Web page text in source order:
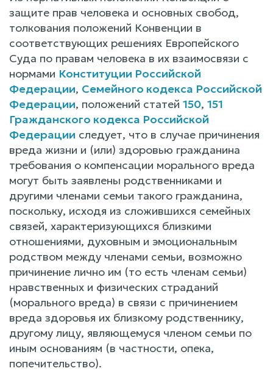
защите прав человека и основных свобод,
толкования положений Конвенции в
соответствующих решениях Европейского
Суда по правам человека в их взаимосвязи с
нормами Конституции Российской
Федерации, Семейного кодекса Российской
Федерации, положений статей 150, 151
Гражданского кодекса Российской
Федерации следует, что в случае причинения
вреда жизни и (или) здоровью гражданина
требования о компенсации морального вреда
могут быть заявлены родственниками и
другими членами семьи такого гражданина,
поскольку, исходя из сложившихся семейных
связей, характеризующихся близкими
отношениями, духовным и эмоциональным
родством между членами семьи, возможно
причинение лично им (то есть членам семьи)
нравственных и физических страданий
(морального вреда) в связи с причинением
вреда здоровья их близкому родственнику,
другому лицу, являющемуся членом семьи по
иным основаниям (в частности, опека,
попечительство).